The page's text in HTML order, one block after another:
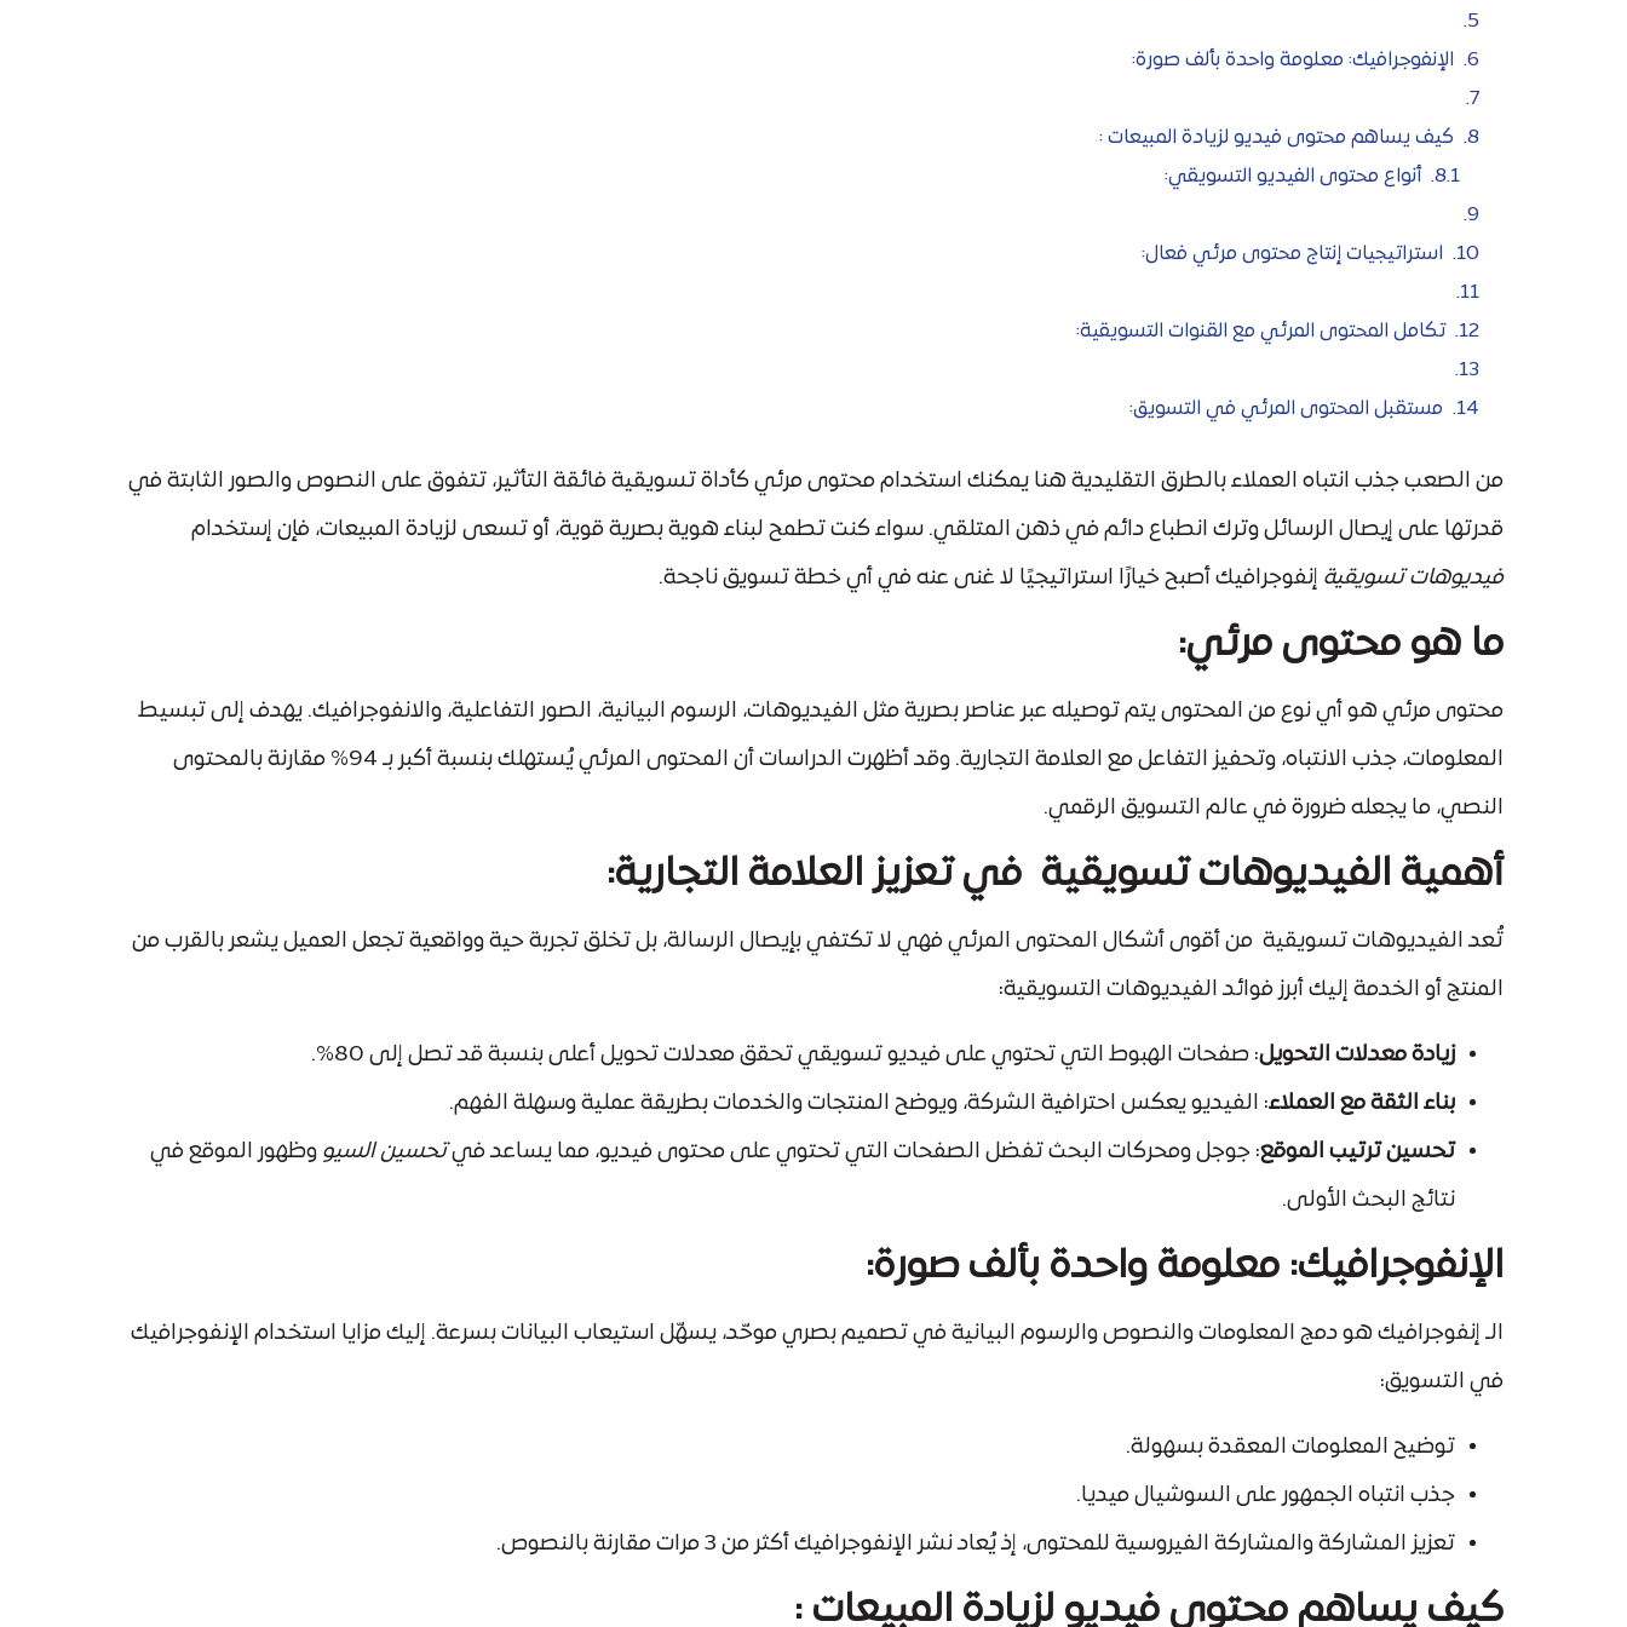
الإنفوجرافيك: معلومة واحدة بألف صورة:
كيف يساهم محتوى فيديو لزيادة المبيعات :
أنواع محتوى الفيديو التسويقي:
استراتيجيات إنتاج محتوى مرئي فعال:
تكامل المحتوى المرئي مع القنوات التسويقية:
مستقبل المحتوى المرئي في التسويق:
من الصعب جذب انتباه العملاء بالطرق التقليدية هنا يمكنك استخدام محتوى مرئي كأداة تسويقية فائقة التأثير، تتفوق على النصوص والصور الثابتة في
قدرتها على إيصال الرسائل وترك انطباع دائم في ذهن المتلقي. سواء كنت تطمح لبناء هوية بصرية قوية، أو تسعى لزيادة المبيعات، فإن إستخدام
فيديوهات تسويقية إنفوجرافيك أصبح خيارًا استراتيجيًا لا غنى عنه في أي خطة تسويق ناجحة.
ما هو محتوى مرئي:
محتوى مرئي هو أي نوع من المحتوى يتم توصيله عبر عناصر بصرية مثل الفيديوهات، الرسوم البيانية، الصور التفاعلية، والانفوجرافيك. يهدف إلى تبسيط
المعلومات، جذب الانتباه، وتحفيز التفاعل مع العلامة التجارية. وقد أظهرت الدراسات أن المحتوى المرئي يُستهلك بنسبة أكبر بـ 94% مقارنة بالمحتوى
النصي، ما يجعله ضرورة في عالم التسويق الرقمي.
أهمية الفيديوهات تسويقية في تعزيز العلامة التجارية:
تُعد الفيديوهات تسويقية من أقوى أشكال المحتوى المرئي فهي لا تكتفي بإيصال الرسالة، بل تخلق تجربة حية وواقعية تجعل العميل يشعر بالقرب من
المنتج أو الخدمة إليك أبرز فوائد الفيديوهات التسويقية:
زيادة معدلات التحويل: صفحات الهبوط التي تحتوي على فيديو تسويقي تحقق معدلات تحويل أعلى بنسبة قد تصل إلى 80%.
بناء الثقة مع العملاء: الفيديو يعكس احترافية الشركة، ويوضح المنتجات والخدمات بطريقة عملية وسهلة الفهم.
تحسين ترتيب الموقع: جوجل ومحركات البحث تفضل الصفحات التي تحتوي على محتوى فيديو، مما يساعد فيتحسين السيو وظهور الموقع في
نتائج البحث الأولى.
الإنفوجرافيك: معلومة واحدة بألف صورة:
الـ إنفوجرافيك هو دمج المعلومات والنصوص والرسوم البيانية في تصميم بصري موحّد، يسهّل استيعاب البيانات بسرعة. إليك مزايا استخدام الإنفوجرافيك
في التسويق:
توضيح المعلومات المعقدة بسهولة.
جذب انتباه الجمهور على السوشيال ميديا.
تعزيز المشاركة والمشاركة الفيروسية للمحتوى، إذ يُعاد نشر الإنفوجرافيك أكثر من 3 مرات مقارنة بالنصوص.
كيف يساهم محتوى فيديو لزيادة المبيعات :